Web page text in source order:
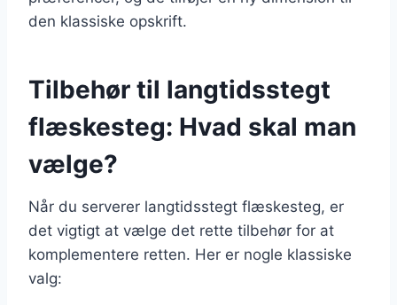
den klassiske opskrift.
Tilbehør til langtidsstegt
flæskesteg: Hvad skal man
vælge?
Når du serverer langtidsstegt flæskesteg, er
det vigtigt at vælge det rette tilbehør for at
komplementere retten. Her er nogle klassiske
valg: